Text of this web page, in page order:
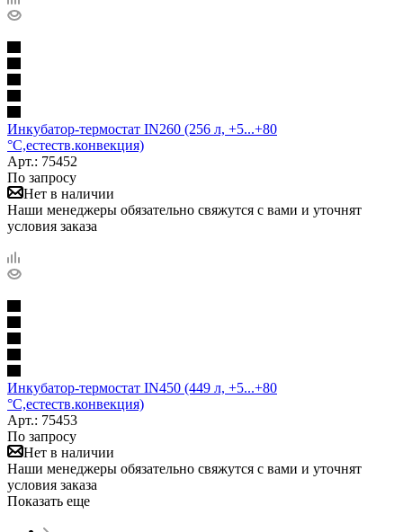
Инкубатор-термостат IN260 (256 л, +5...+80
°С,естеств.конвекция)
Арт.: 75452
По запросу
Нет в наличии
Наши менеджеры обязательно свяжутся с вами и уточнят
условия заказа
Инкубатор-термостат IN450 (449 л, +5...+80
°С,естеств.конвекция)
Арт.: 75453
По запросу
Нет в наличии
Наши менеджеры обязательно свяжутся с вами и уточнят
условия заказа
Показать еще